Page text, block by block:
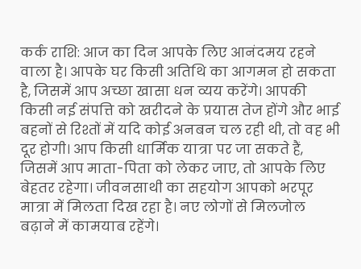
कर्क राशि: आज का दिन आपके लिए आनंदमय रहने
वाला है। आपके घर किसी अतिथि का आगमन हो सकता
है, जिसमें आप अच्छा खासा धन व्यय करेंगे। आपकी
किसी नई संपत्ति को खरीदने के प्रयास तेज होंगे और भाई
बहनों से रिश्तों में यदि कोई अनबन चल रही थी, तो वह भी
दूर होगी। आप किसी धार्मिक यात्रा पर जा सकते हैं,
जिसमें आप माता-पिता को लेकर जाए, तो आपके लिए
बेहतर रहेगा। जीवनसाथी का सहयोग आपको भरपूर
मात्रा में मिलता दिख रहा है। नए लोगों से मिलजोल
बढ़ाने में कामयाब रहेंगे।